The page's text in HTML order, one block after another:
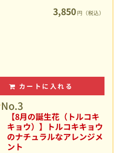
3,850 円（税込）
カートに入れる
No.3
【8月の誕生花（トルコキ
キョウ）】トルコキキョウ
のナチュラルなアレンジメ
ント